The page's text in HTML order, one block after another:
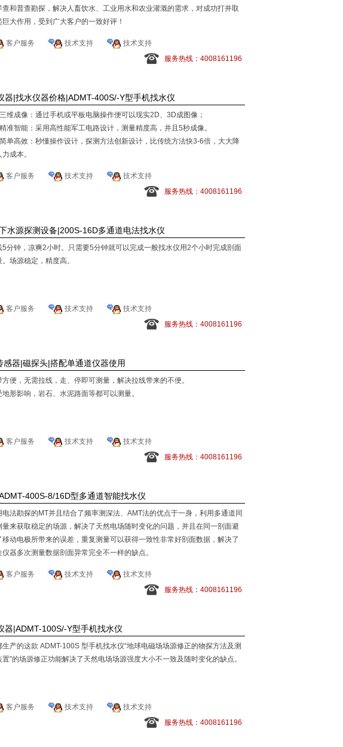
查和普查勘探，解决人畜饮水、工业用水和农业灌溉的需求，对成功打井取
巨大作用，受到广大客户的一致好评！
客户服务 技术支持
技术支持
服务热线：4008161196
器|找水仪器价格|ADMT-400S/-Y型手机找水仪
维成像：通过手机或平板电脑操作便可以现实2D、3D成图像；
准智能：采用高性能军工电路设计，测量精度高，并且5秒成像。
单高效：秒懂操作设计，探测方法创新设计，比传统方法快3-6倍，大大降
成本。
客户服务 技术支持
技术支持
服务热线：4008161196
水源探测设备|200S-16D多通道电法找水仪
5分钟，凉爽2小时。只需要5分钟就可以完成一般找水仪用2个小时完成剖面
。场源稳定，精度高。
客户服务 技术支持
技术支持
服务热线：4008161196
感器|磁探头|搭配单通道仪器使用
方便，无需拉线，走、停即可测量，解决拉线带来的不便。
地形影响，岩石、水泥路面等都可以测量。
客户服务 技术支持
技术支持
服务热线：4008161196
400S-8/16D型多通道智能找水仪
电法勘探的MT并且结合了频率测深法、AMT法的优点于一身，利用多通道同
量来获取稳定的场源，解决了天然电场随时变化的问题，并且在同一剖面避
移动电极所带来的误差，重复测量可以获得一致性非常好剖面数据，解决了
仪器多次测量数据剖面异常完全不一样的缺点。
客户服务 技术支持
技术支持
服务热线：4008161196
器|ADMT-100S/-Y型手机找水仪
生产的这款 ADMT-100S 型手机找水仪“地球电磁场场源修正的物探方法及测
置”的场源修正功能解决了天然电场场源强度大小不一致及随时变化的缺点。
客户服务 技术支持
技术支持
服务热线：4008161196